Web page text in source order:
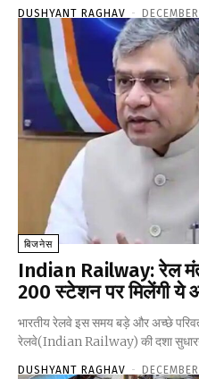
DUSHYANT RAGHAV -
बिजनेस
Indian Railway: रेल
200 स्टेशन पर मिलेंगी ये
भारतीय रेलवे इस समय बड़े और अच्छे
रेलवे(Indian Railway) की दशा
DUSHYANT RAGHAV -